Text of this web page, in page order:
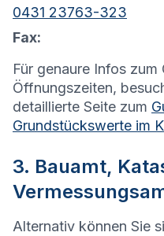
0431 23763-323
Fax:
Für genaure Infos
Öffnungszeiten,
detaillierte Seite zum
Grundstückswerte im
3. Bauamt,
Alternativ können Sie